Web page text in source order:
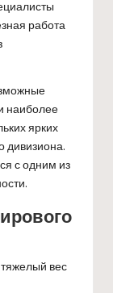
работа
наиболее
ярких
дивизиона.
с одним из
вес